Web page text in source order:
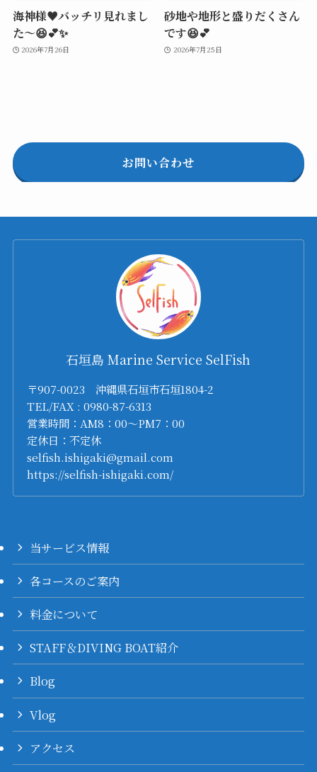
海神様♥️バッチリ見れまし
た～😆💕✨
2026年7月26日
砂地や地形と盛りだくさん
です😆💕
2026年7月25日
お問い合わせ
石垣島 Marine Service SelFish
〒907-0023 沖縄県石垣市石垣1804-2
TEL/FAX : 0980-87-6313
営業時間：AM8：00～PM7：00
定休日：不定休
selfish.ishigaki@gmail.com
https://selfish-ishigaki.com/
当サービス情報
各コースのご案内
料金について
STAFF＆DIVING BOAT紹介
Blog
Vlog
アクセス